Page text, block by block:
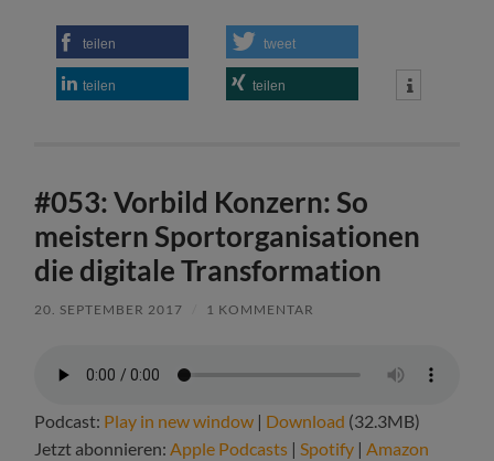
teilen tweet
teilen teilen
#053: Vorbild Konzern: So
meistern Sportorganisationen
die digitale Transformation
20. SEPTEMBER 2017 1 KOMMENTAR
Podcast: Play in new window | Download (32.3MB)
Jetzt abonnieren:Apple Podcasts |Spotify |Amazon